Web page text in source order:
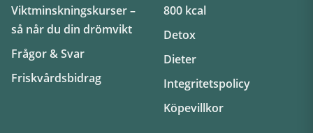
Viktminskningskurser –
så når du din drömvikt
Frågor & Svar
Friskvårdsbidrag
800 kcal
Detox
Dieter
Integritetspolicy
Köpevillkor